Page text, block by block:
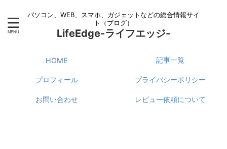
パソコン、WEB、スマホ、ガジェットなどの総合情報サイ
ト（ブログ）
LifeEdge-ライフエッジ-
HOME 記事一覧
プロフィール プライバシーポリシー
お問い合わせ レビュー依頼について